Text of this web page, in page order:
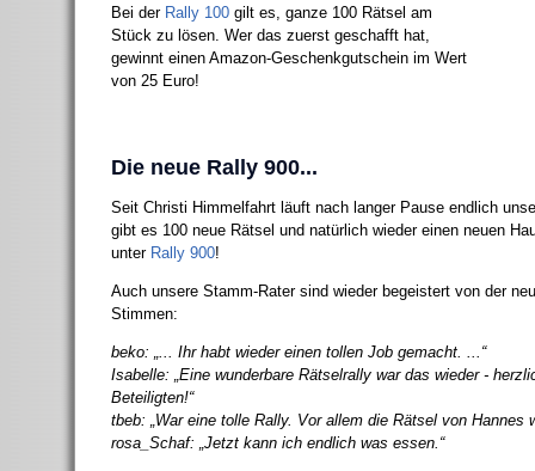
Bei der Rally 100gilt es, ganze 100 Rätsel am
Stück zu lösen. Wer das zuerst geschafft hat,
gewinnt einen Amazon-Geschenkgutschein im Wert
von 25 Euro!
Die neue Rally 900...
Seit Christi Himmelfahrt läuft nach langer Pause endlich
gibt es 100 neue Rätsel und natürlich wieder einen neuen
unter Rally 900!
Auch unsere Stamm-Rater sind wieder begeistert von der
Stimmen:
beko: „... Ihr habt wieder einen tollen Job gemacht. ...“
Isabelle: „Eine wunderbare Rätselrally war das wieder -
Beteiligten!“
tbeb: „War eine tolle Rally. Vor allem die Rätsel von Hannes
rosa_Schaf: „Jetzt kann ich endlich was essen.“